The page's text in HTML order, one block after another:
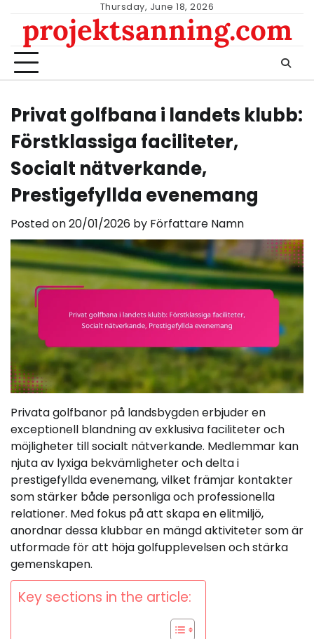
content
Thursday, June 18, 2026
projektsanning.com
Privat golfbana i landets klubb:
Förstklassiga faciliteter,
Socialt nätverkande,
Prestigefyllda evenemang
Posted on20/01/2026 by Författare Namn
Privata golfbanor på landsbygden erbjuder en
exceptionell blandning av exklusiva faciliteter och
möjligheter till socialt nätverkande. Medlemmar kan
njuta av lyxiga bekvämligheter och delta i
prestigefyllda evenemang, vilket främjar kontakter
som stärker både personliga och professionella
relationer. Med fokus på att skapa en elitmiljö,
anordnar dessa klubbar en mängd aktiviteter som är
utformade för att höja golfupplevelsen och stärka
gemenskapen.
Key sections in the article: